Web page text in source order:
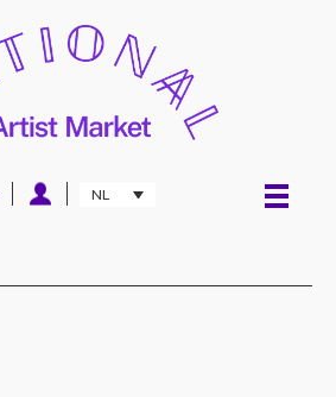
NL